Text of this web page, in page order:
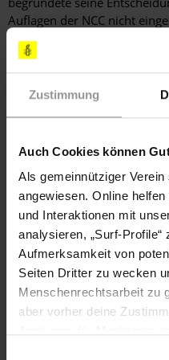
Zustimmung
Auch Cookies können
Als gemeinnütziger
angewiesen. Online
und Interaktionen mit
analysieren, „Surf-Profile“
Aufmerksamkeit von
Seiten Dritter zu wecken
Menschenrechtsarbeit zu
aber vorher deine
Auflagen der NCC nicht
Rechte von Lesben,
Transgendern und
wegen der von
eingeführt. Dagegen
Grund- und
Geschlechtsidentität,
Familienkonzepte nicht
Weitere Informationen